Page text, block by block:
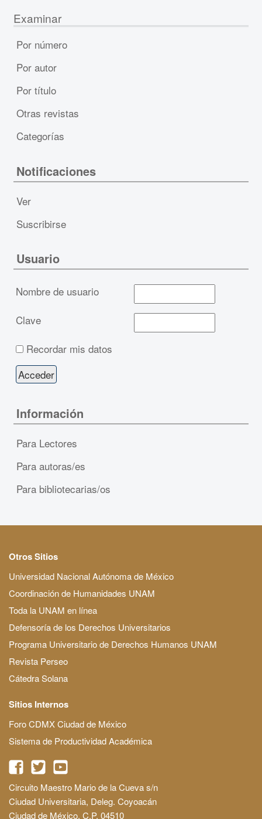
Examinar
Por número
Por autor
Por título
Otras revistas
Categorías
Notificaciones
Ver
Suscribirse
Usuario
Nombre de usuario
Clave
Recordar mis datos
Información
Para Lectores
Para autoras/es
Para bibliotecarias/os
Otros Sitios
Universidad Nacional Autónoma de México
Coordinación de Humanidades UNAM
Toda la UNAM en línea
Defensoría de los Derechos Universitarios
Programa Universitario de Derechos Humanos UNAM
Revista Perseo
Cátedra Solana
Sitios Internos
Foro CDMX Ciudad de México
Sistema de Productividad Académica
Circuito Maestro Mario de la Cueva s/n
Ciudad Universitaria, Deleg. Coyoacán
Ciudad de México, C.P. 04510